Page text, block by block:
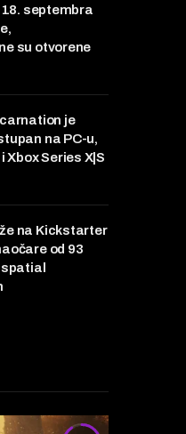
septembra
su otvorene
je
na PC-u,
Xbox Series X|S
na Kickstarter
od 93